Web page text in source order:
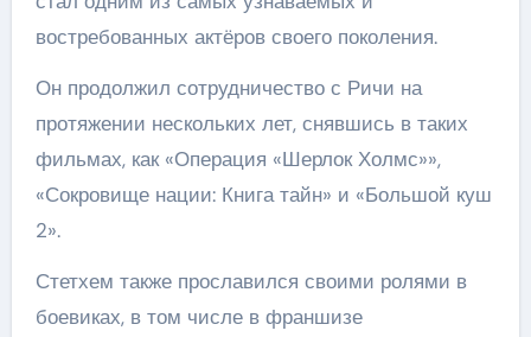
востребованных актёров своего поколения.
Он продолжил сотрудничество с Ричи на
протяжении нескольких лет, снявшись в таких
фильмах, как «Операция «Шерлок Холмс»»,
«Сокровище нации: Книга тайн» и «Большой куш
2».
Стетхем также прославился своими ролями в
боевиках, в том числе в франшизе